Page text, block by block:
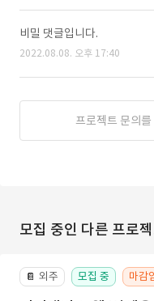
비밀 댓글입니다.
2022.08.08. 오후 17:40
프로젝트 문의
모집 중인 다른 프로
📔 외주 모집 중 마감